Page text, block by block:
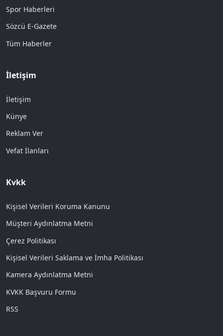
Spor Haberleri
Sözcü E-Gazete
Tüm Haberler
İletişim
İletişim
Künye
Reklam Ver
Vefat İlanları
Kvkk
Kişisel Verileri Koruma Kanunu
Müşteri Aydınlatma Metni
Çerez Politikası
Kişisel Verileri Saklama ve İmha Politikası
Kamera Aydınlatma Metni
KVKK Başvuru Formu
RSS